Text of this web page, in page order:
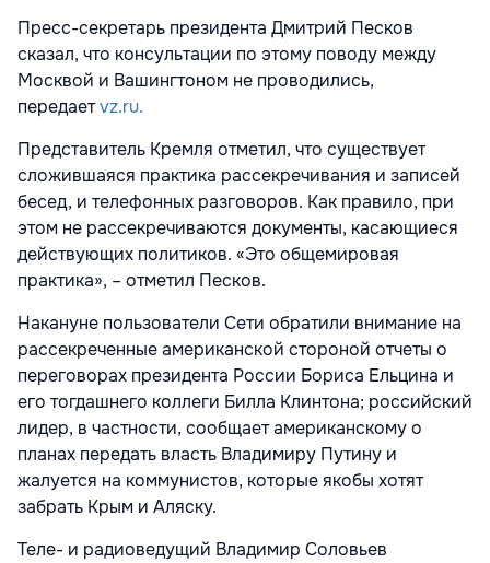
Пресс-секретарь президента Дмитрий Песков
сказал, что консультации по этому поводу между
Москвой и Вашингтоном не проводились,
передаетvz.ru.
Представитель Кремля отметил, что существует
сложившаяся практика рассекречивания и записей
бесед, и телефонных разговоров. Как правило, при
этом не рассекречиваются документы, касающиеся
действующих политиков. «Это общемировая
практика», – отметил Песков.
Накануне пользователи Сети обратили внимание на
рассекреченные американской стороной отчеты о
переговорах президента России Бориса Ельцина и
его тогдашнего коллеги Билла Клинтона; российский
лидер, в частности, сообщает американскому о
планах передать власть Владимиру Путину и
жалуется на коммунистов, которые якобы хотят
забрать Крым и Аляску.
Теле- и радиоведущий Владимир Соловьев